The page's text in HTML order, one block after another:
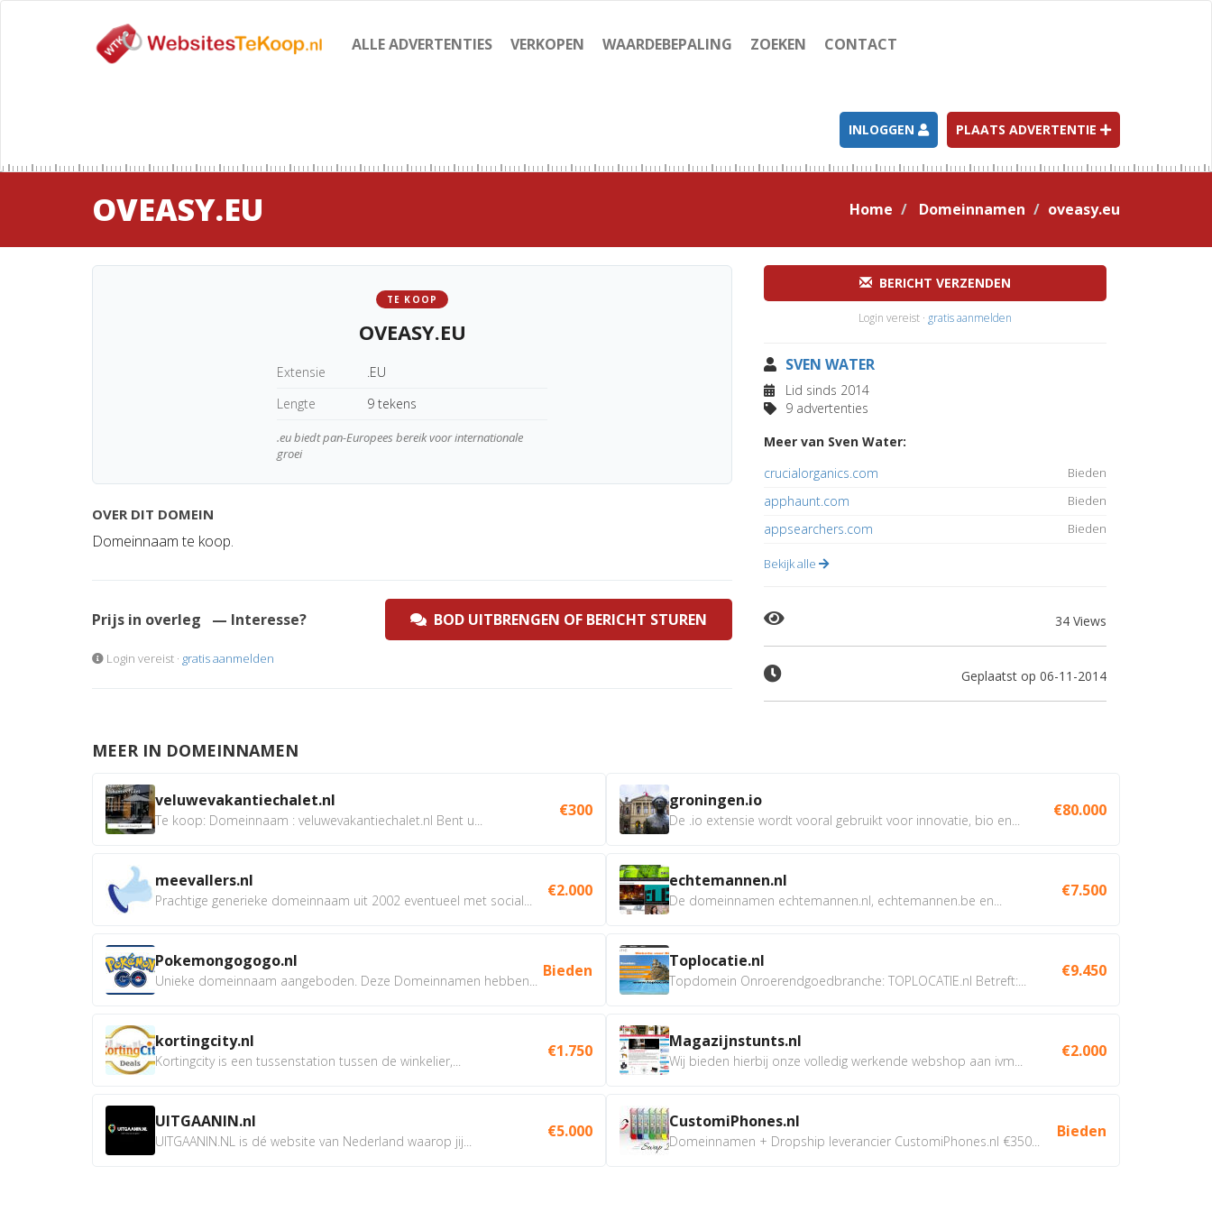
ALLE ADVERTENTIES VERKOPEN WAARDEBEPALING ZOEKEN CONTACT
INLOGGEN PLAATS ADVERTENTIE
OVEASY.EU Home Domeinnamen oveasy.eu
TE KOOP
OVEASY.EU
Extensie
.EU
Lengte
9 tekens
.eu biedt pan-Europees bereik voor internationale
groei
OVER DIT DOMEIN
Domeinnaam te koop.
Prijs in overleg — Interesse? BOD UITBRENGEN OF BERICHT STUREN
Login vereist · gratis aanmelden
BERICHT VERZENDEN
Login vereist · gratis aanmelden
SVEN WATER
Lid sinds 2014
9 advertenties
Meer van Sven Water:
crucialorganics.com
Bieden
apphaunt.com Bieden
appsearchers.com Bieden
Bekijk alle
34 Views
Geplaatst op 06-11-2014
MEER IN DOMEINNAMEN
veluwevakantiechalet.nl
Te koop: Domeinnaam : veluwevakantiechalet.nl Bent u...
€300
meevallers.nl
Prachtige generieke domeinnaam uit 2002 eventueel met social...
€2.000
Pokemongogogo.nl
Unieke domeinnaam aangeboden. Deze Domeinnamen hebben...
Bieden
kortingcity.nl
Kortingcity is een tussenstation tussen de winkelier,...
€1.750
UITGAANIN.nl
UITGAANIN.NL is dé website van Nederland waarop jij...
€5.000
groningen.io
De .io extensie wordt vooral gebruikt voor innovatie, bio en...
€80.000
echtemannen.nl
De domeinnamen echtemannen.nl, echtemannen.be en...
€7.500
Toplocatie.nl
Topdomein Onroerendgoedbranche: TOPLOCATIE.nl Betreft:...
€9.450
Magazijnstunts.nl
Wij bieden hierbij onze volledig werkende webshop aan ivm...
€2.000
CustomiPhones.nl
Domeinnamen + Dropship leverancier CustomiPhones.nl €350...
Bieden